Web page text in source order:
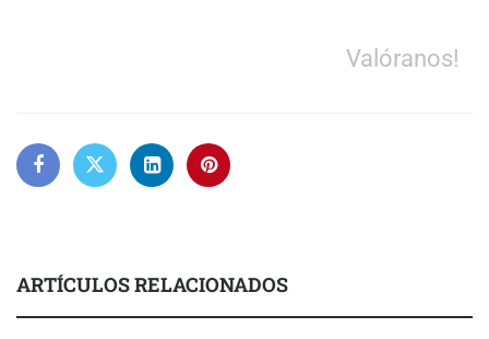
Valóranos!
ARTÍCULOS RELACIONADOS